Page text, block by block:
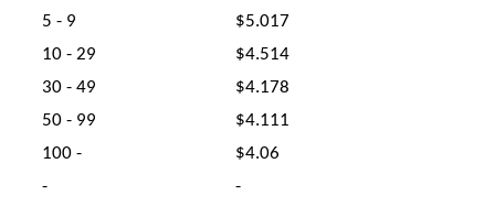
5 - 9
$5.017
10 - 29
$4.514
30 - 49
$4.178
50 - 99
$4.111
100 -
$4.06
-
-